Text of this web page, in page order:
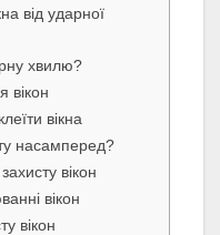
від ударної
хвилю?
вікон
вікна
насамперед?
вікон
вікон
вікон